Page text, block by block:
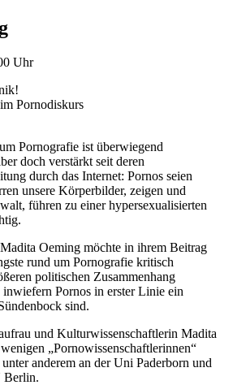
Uhr
Pornodiskurs
Pornografie ist überwiegend
doch verstärkt seit deren
durch das Internet: Pornos seien
unsere Körperbilder, zeigen und
führen zu einer hypersexualisierten
Oeming möchte in ihrem Beitrag
rund um Pornografie kritisch
politischen Zusammenhang
Pornos in erster Linie ein
sind.
und Kulturwissenschaftlerin Madita
„Pornowissenschaftlerinnen“
anderem an der Uni Paderborn und
Berlin.